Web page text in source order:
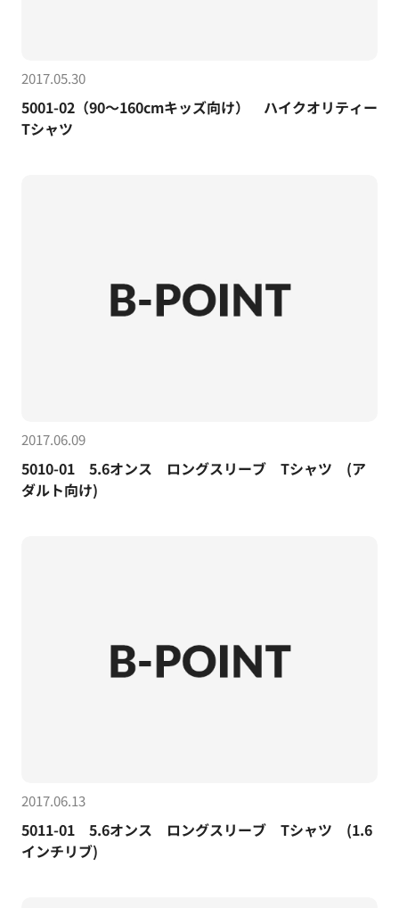
2017.05.30
5001-02（90～160cmキッズ向け） ハイクオリティー
Tシャツ
2017.06.09
5010-01 5.6オンス ロングスリーブ Tシャツ (ア
ダルト向け)
2017.06.13
5011-01 5.6オンス ロングスリーブ Tシャツ (1.6
インチリブ)